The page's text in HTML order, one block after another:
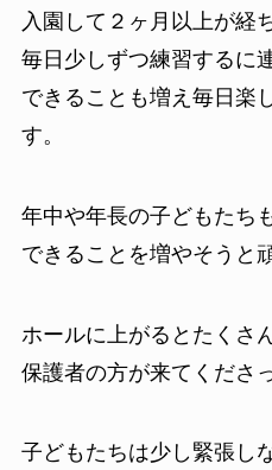
入園して２ヶ月以上が経
毎日少しずつ練習するに
できることも増え毎日楽
す。
年中や年長の子どもたち
できることを増やそうと
ホールに上がるとたくさ
保護者の方が来てくださ
子どもたちは少し緊張し